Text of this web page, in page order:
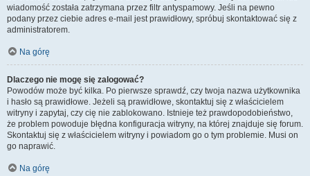
wiadomość została zatrzymana przez filtr antyspamowy. Jeśli na pewno
podany przez ciebie adres e-mail jest prawidłowy, spróbuj skontaktować się z
administratorem.
Na górę
Dlaczego nie mogę się zalogować?
Powodów może być kilka. Po pierwsze sprawdź, czy twoja nazwa użytkownika
i hasło są prawidłowe. Jeżeli są prawidłowe, skontaktuj się z właścicielem
witryny i zapytaj, czy cię nie zablokowano. Istnieje też prawdopodobieństwo,
że problem powoduje błędna konfiguracja witryny, na której znajduje się forum.
Skontaktuj się z właścicielem witryny i powiadom go o tym problemie. Musi on
go naprawić.
Na górę